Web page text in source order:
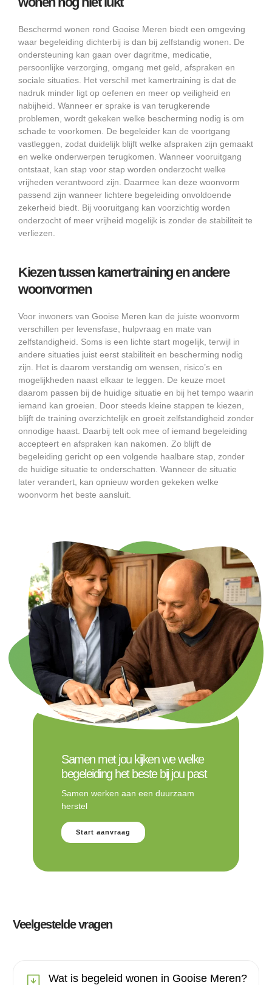
Beschermd wonen rond Gooise Meren biedt een omgeving
waar begeleiding dichterbij is dan bij zelfstandig wonen. De
ondersteuning kan gaan over dagritme, medicatie,
persoonlijke verzorging, omgang met geld, afspraken en
sociale situaties. Het verschil met kamertraining is dat de
nadruk minder ligt op oefenen en meer op veiligheid en
nabijheid. Wanneer er sprake is van terugkerende
problemen, wordt gekeken welke bescherming nodig is om
schade te voorkomen. De begeleider kan de voortgang
vastleggen, zodat duidelijk blijft welke afspraken zijn gemaakt
en welke onderwerpen terugkomen. Wanneer vooruitgang
ontstaat, kan stap voor stap worden onderzocht welke
vrijheden verantwoord zijn. Daarmee kan deze woonvorm
passend zijn wanneer lichtere begeleiding onvoldoende
zekerheid biedt. Bij vooruitgang kan voorzichtig worden
onderzocht of meer vrijheid mogelijk is zonder de stabiliteit te
verliezen.
Kiezen tussen kamertraining en andere
woonvormen
Voor inwoners van Gooise Meren kan de juiste woonvorm
verschillen per levensfase, hulpvraag en mate van
zelfstandigheid. Soms is een lichte start mogelijk, terwijl in
andere situaties juist eerst stabiliteit en bescherming nodig
zijn. Het is daarom verstandig om wensen, risico’s en
mogelijkheden naast elkaar te leggen. De keuze moet
daarom passen bij de huidige situatie en bij het tempo waarin
iemand kan groeien. Door steeds kleine stappen te kiezen,
blijft de training overzichtelijk en groeit zelfstandigheid zonder
onnodige haast. Daarbij telt ook mee of iemand begeleiding
accepteert en afspraken kan nakomen. Zo blijft de
begeleiding gericht op een volgende haalbare stap, zonder
de huidige situatie te onderschatten. Wanneer de situatie
later verandert, kan opnieuw worden gekeken welke
woonvorm het beste aansluit.
Samen met jou kijken we welke
begeleiding het beste bij jou past
Samen werken aan een duurzaam
herstel
Start aanvraag
Veelgestelde vragen
Wat is begeleid wonen in Gooise Meren?